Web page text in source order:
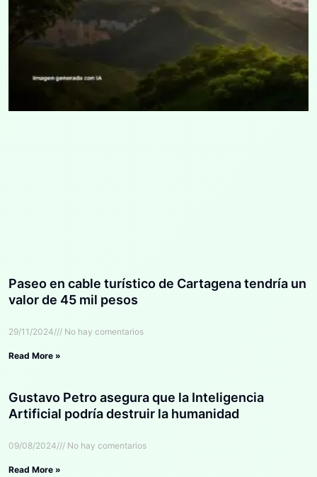
Paseo en cable turístico de Cartagena tendría un
valor de 45 mil pesos
29/11/2024 No hay comentarios
Read More »
Gustavo Petro asegura que la Inteligencia
Artificial podría destruir la humanidad
09/08/2024 No hay comentarios
Read More »